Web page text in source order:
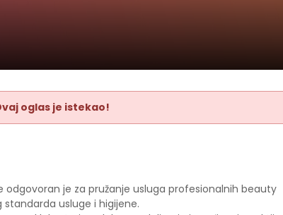
oglas je istekao!
odgovoran je za pružanje usluga profesionalnih beauty
usluge i higijene.